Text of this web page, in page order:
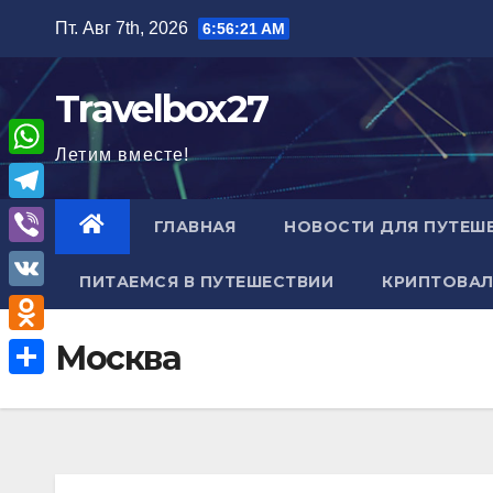
содержимому
Пт. Авг 7th, 2026 6:56:22 AM
Travelbox27
Летим вместе!
ГЛАВНАЯ НОВОСТИ ДЛЯ
ПИТАЕМСЯ В ПУТЕШЕСТВИИ
Москва
W
h
a
A
T
e
l
e
g
V
i
b
e
V
K
O